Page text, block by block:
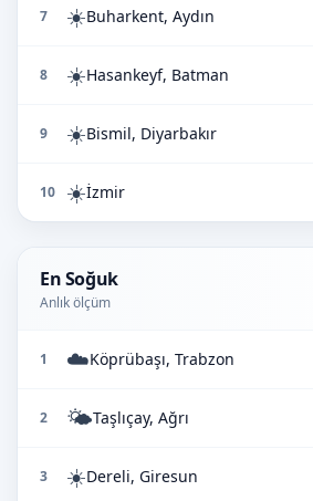
7 ☀️Buharkent, Aydın
8 ☀️Hasankeyf, Batman
9 ☀️Bismil, Diyarbakır
10 ☀️İzmir
En Soğuk
Anlık ölçüm
1 ☁️Köprübaşı, Trabzon
2 🌤️Taşlıçay, Ağrı
3 ☀️Dereli, Giresun